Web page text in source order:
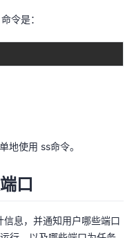
令是：
地使用 ss命令。
口
息，并通知用户哪些端口